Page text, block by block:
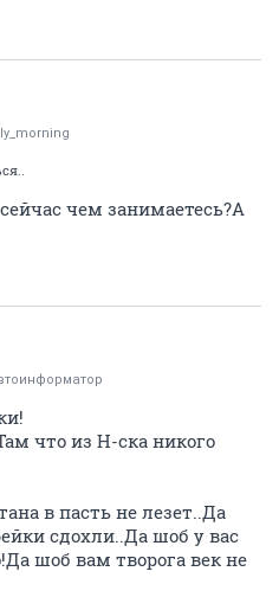
чем занимаетесь?А
что из Н-ска никого
в пасть не лезет..Да
сдохли..Да шоб у вас
шоб вам творога век не